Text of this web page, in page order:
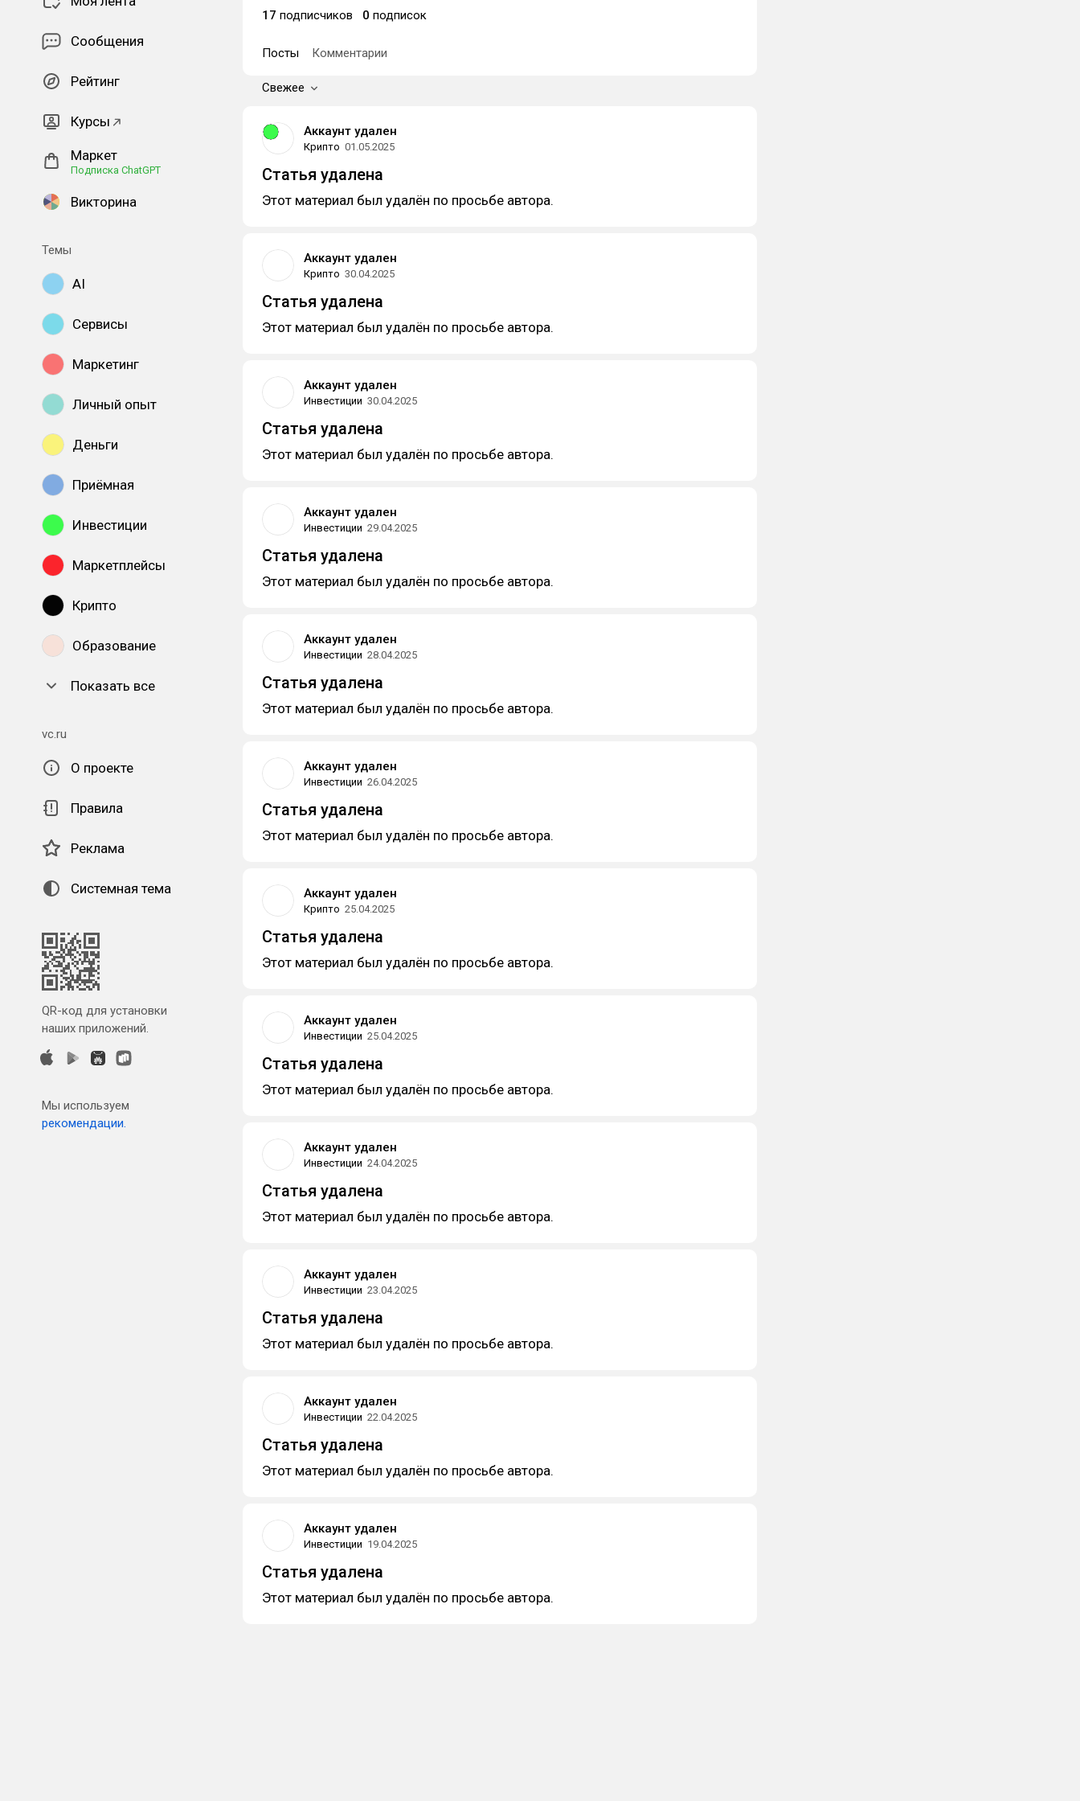
Сообщения
Рейтинг
Курсы
Маркет
Подписка ChatGPT
Викторина
Темы
AI
Сервисы
Маркетинг
Личный опыт
Деньги
Приёмная
Инвестиции
Маркетплейсы
Крипто
Образование
Показать все
vc.ru
О проекте
Правила
Реклама
Системная тема
QR-код для установки
наших приложений.
Мы используем
рекомендации.
17 подписчиков 0 подписок
Посты Комментарии
Свежее
Аккаунт удален
Крипто 01.05.2025
Статья удалена
Этот материал был удалён по просьбе автора.
Аккаунт удален
Крипто 30.04.2025
Статья удалена
Этот материал был удалён по просьбе автора.
Аккаунт удален
Инвестиции 30.04.2025
Статья удалена
Этот материал был удалён по просьбе автора.
Аккаунт удален
Инвестиции 29.04.2025
Статья удалена
Этот материал был удалён по просьбе автора.
Аккаунт удален
Инвестиции 28.04.2025
Статья удалена
Этот материал был удалён по просьбе автора.
Аккаунт удален
Инвестиции 26.04.2025
Статья удалена
Этот материал был удалён по просьбе автора.
Аккаунт удален
Крипто 25.04.2025
Статья удалена
Этот материал был удалён по просьбе автора.
Аккаунт удален
Инвестиции 25.04.2025
Статья удалена
Этот материал был удалён по просьбе автора.
Аккаунт удален
Инвестиции 24.04.2025
Статья удалена
Этот материал был удалён по просьбе автора.
Аккаунт удален
Инвестиции 23.04.2025
Статья удалена
Этот материал был удалён по просьбе автора.
Аккаунт удален
Инвестиции 22.04.2025
Статья удалена
Этот материал был удалён по просьбе автора.
Аккаунт удален
Инвестиции 19.04.2025
Статья удалена
Этот материал был удалён по просьбе автора.